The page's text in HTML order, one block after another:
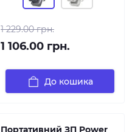
1 229.00 грн.
1 106.00 грн.
До кошика
Портативний ЗП Power